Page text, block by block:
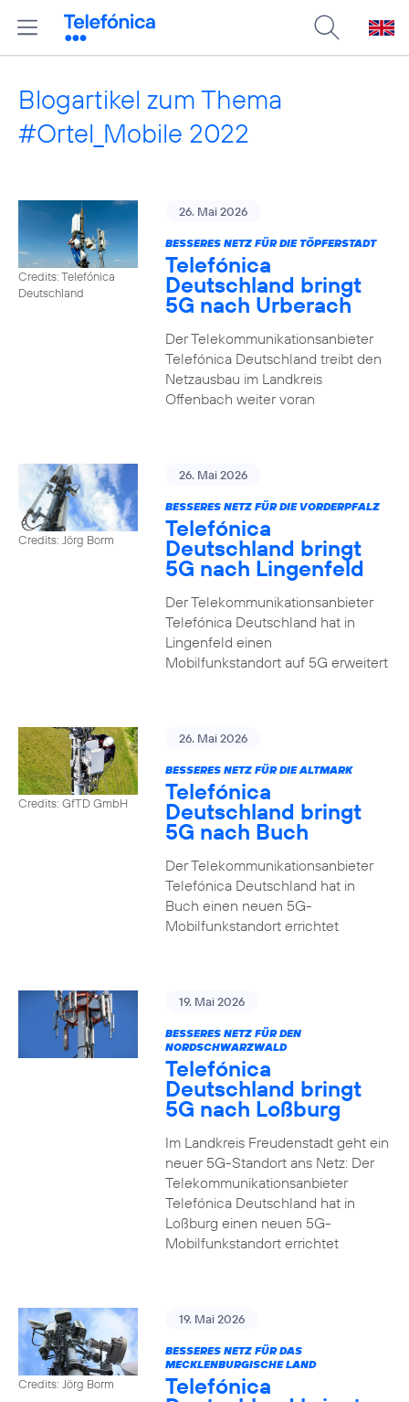
Blogartikel zum Thema
#Ortel_Mobile 2022
Credits: Telefónica
Deutschland
26. Mai 2026
BESSERES NETZ FÜR DIE TÖPFERSTADT
Telefónica
Deutschland bringt
5G nach Urberach
Der Telekommunikationsanbieter
Telefónica Deutschland treibt den
Netzausbau im Landkreis
Offenbach weiter voran
Credits: Jörg Borm
26. Mai 2026
BESSERES NETZ FÜR DIE VORDERPFALZ
Telefónica
Deutschland bringt
5G nach Lingenfeld
Der Telekommunikationsanbieter
Telefónica Deutschland hat in
Lingenfeld einen
Mobilfunkstandort auf 5G erweitert
Credits: GfTD GmbH
26. Mai 2026
BESSERES NETZ FÜR DIE ALTMARK
Telefónica
Deutschland bringt
5G nach Buch
Der Telekommunikationsanbieter
Telefónica Deutschland hat in
Buch einen neuen 5G-
Mobilfunkstandort errichtet
19. Mai 2026
BESSERES NETZ FÜR DEN
NORDSCHWARZWALD
Telefónica
Deutschland bringt
5G nach Loßburg
Im Landkreis Freudenstadt geht ein
neuer 5G-Standort ans Netz: Der
Telekommunikationsanbieter
Telefónica Deutschland hat in
Loßburg einen neuen 5G-
Mobilfunkstandort errichtet
Credits: Jörg Borm
19. Mai 2026
BESSERES NETZ FÜR DAS
MECKLENBURGISCHE LAND
Telefónica